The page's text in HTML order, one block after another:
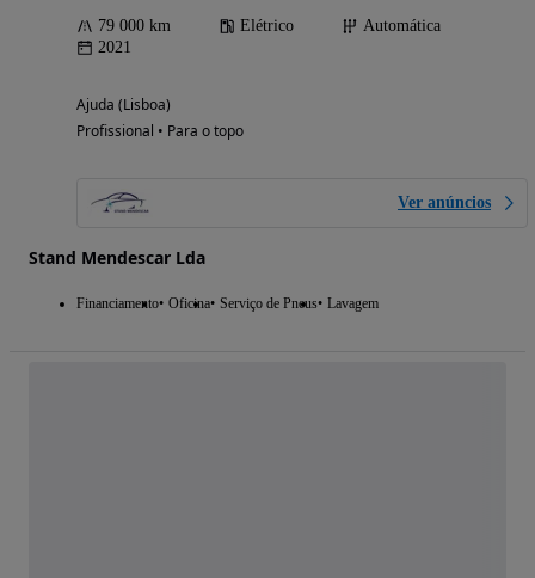
79 000 km Elétrico
Automática
2021
Ajuda (Lisboa)
Profissional • Para o topo
Ver anúncios
Stand Mendescar Lda
Financiamento Oficina Serviço de Pneus Lavagem